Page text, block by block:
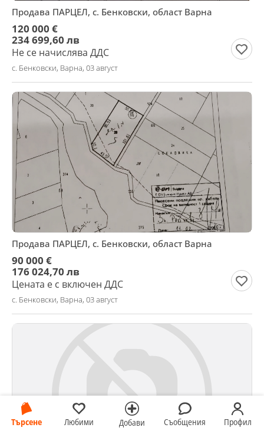
Търсене Любими Добави Съобщения Профил
Продава ПАРЦЕЛ, с. Бенковски, област Варна
120 000 €
234 699,60 лв
Не се начислява ДДС
с. Бенковски, Варна, 03 август
Продава ПАРЦЕЛ, с. Бенковски, област Варна
90 000 €
176 024,70 лв
Цената е с включен ДДС
с. Бенковски, Варна, 03 август